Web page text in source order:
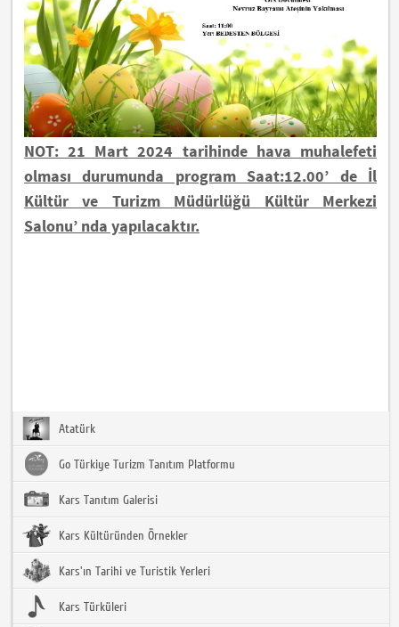
NOT: 21 Mart 2024 tarihinde hava muhalefeti
olması durumunda program Saat:12.00’ de İl
Kültür ve Turizm Müdürlüğü Kültür Merkezi
Salonu’ nda yapılacaktır.
Atatürk
Go Türkiye Turizm Tanıtım Platformu
Kars Tanıtım Galerisi
Kars Kültüründen Örnekler
Kars'ın Tarihi ve Turistik Yerleri
Kars Türküleri